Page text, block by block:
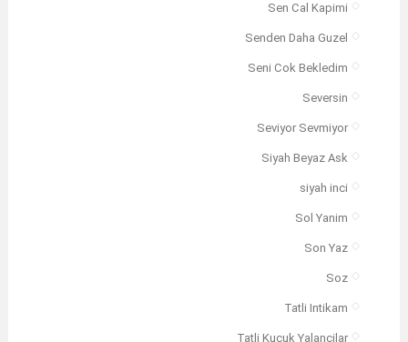
Sen Cal Kapimi
Senden Daha Guzel
Seni Cok Bekledim
Seversin
Seviyor Sevmiyor
Siyah Beyaz Ask
siyah inci
Sol Yanim
Son Yaz
Soz
Tatli Intikam